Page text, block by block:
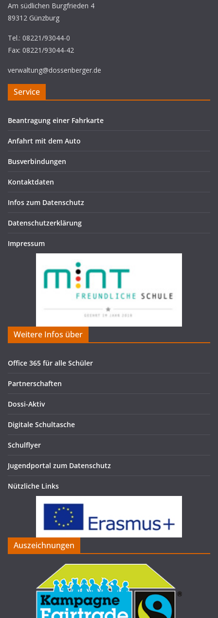
Am südlichen Burgfrieden 4
89312 Günzburg
Tel.: 08221/93044-0
Fax: 08221/93044-42
verwaltung@dossenberger.de
Service
Beantragung einer Fahrkarte
Anfahrt mit dem Auto
Busverbindungen
Kontaktdaten
Infos zum Datenschutz
Datenschutzerklärung
Impressum
Weitere Infos über
Office 365 für alle Schüler
Partnerschaften
Dossi-Aktiv
Digitale Schultasche
Schulflyer
Jugendportal zum Datenschutz
Nützliche Links
Auszeichnungen